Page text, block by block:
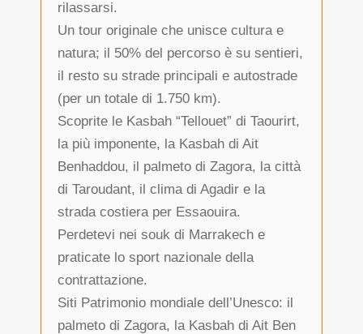
rilassarsi.
Un tour originale che unisce cultura e
natura; il 50% del percorso è su sentieri,
il resto su strade principali e autostrade
(per un totale di 1.750 km).
Scoprite le Kasbah “Tellouet” di Taourirt,
la più imponente, la Kasbah di Ait
Benhaddou, il palmeto di Zagora, la città
di Taroudant, il clima di Agadir e la
strada costiera per Essaouira.
Perdetevi nei souk di Marrakech e
praticate lo sport nazionale della
contrattazione.
Siti Patrimonio mondiale dell’Unesco: il
palmeto di Zagora, la Kasbah di Ait Ben